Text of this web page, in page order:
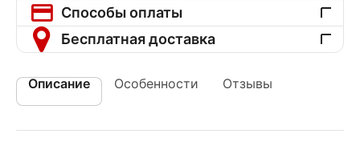
Способы оплаты
Бесплатная доставка
Описание Особенности Отзывы